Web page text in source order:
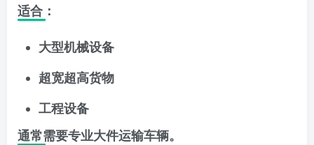
适合：
大型机械设备
超宽超高货物
工程设备
通常需要专业大件运输车辆。